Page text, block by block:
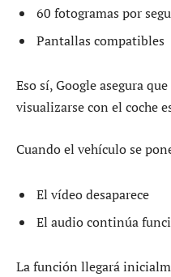
60 fotogramas por
Pantallas compatibles
Eso sí, Google asegura
visualizarse con el coche
Cuando el vehículo se
El vídeo desaparece
El audio continúa
La función llegará